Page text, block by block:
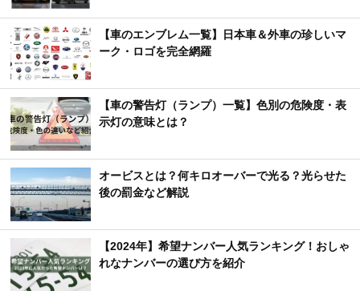
【車のエンブレム一覧】日本車＆外車の珍しいマ
ーク・ロゴを完全網羅
【車の警告灯（ランプ）一覧】色別の危険度・表
示灯の意味とは？
オービスとは？何キロオーバーで光る？光らせた
後の罰金など解説
【2024年】希望ナンバー人気ランキング！おしゃ
れなナンバーの選び方を紹介